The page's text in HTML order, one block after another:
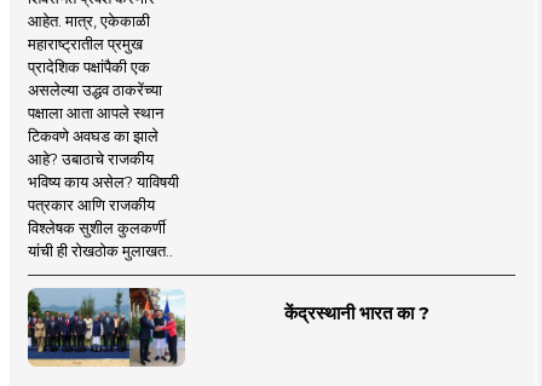
आहेत. मात्र, एकेकाळी
महाराष्ट्रातील प्रमुख
प्रादेशिक पक्षांपैकी एक
असलेल्या उद्धव ठाकरेंच्या
पक्षाला आता आपले स्थान
टिकवणे अवघड का झाले
आहे? उबाठाचे राजकीय
भविष्य काय असेल? याविषयी
पत्रकार आणि राजकीय
विश्लेषक सुशील कुलकर्णी
यांची ही रोखठोक मुलाखत..
केंद्रस्थानी भारत का ?